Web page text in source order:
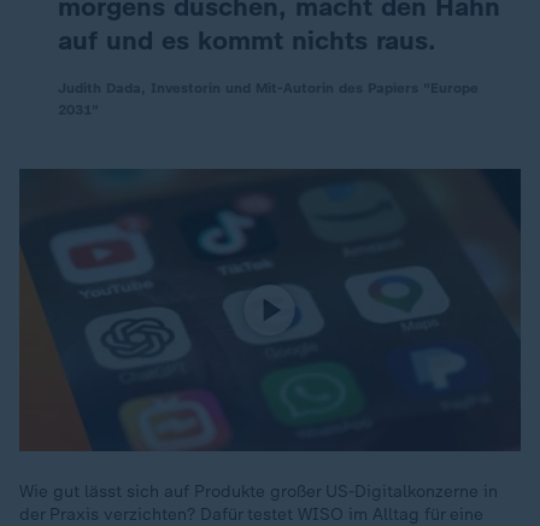
morgens duschen, macht den Hahn
auf und es kommt nichts raus.
Wie gut lässt sich auf Produkte großer US-Digitalkonzerne in
der Praxis verzichten? Dafür testet WISO im Alltag für eine